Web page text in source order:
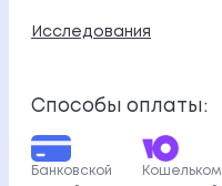
Исследования
Способы оплаты:
Банковской
Кошельком